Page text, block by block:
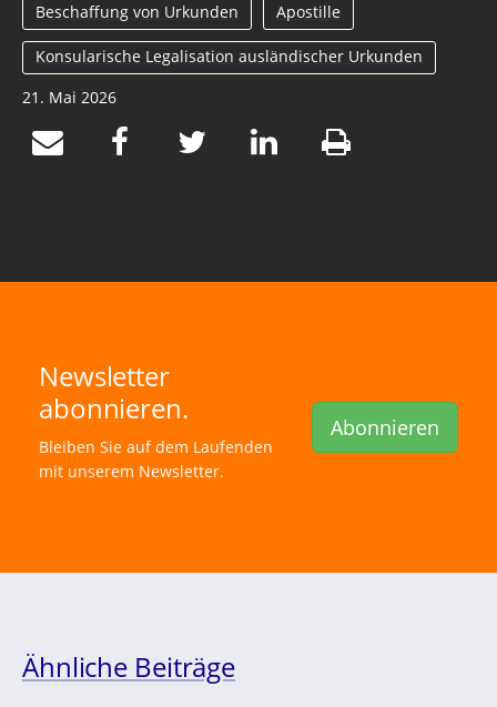
Beschaffung von Urkunden Apostille
Konsularische Legalisation ausländischer Urkunden
21. Mai 2026
Newsletter
abonnieren.
Bleiben Sie auf dem Laufenden
mit unserem Newsletter.
Abonnieren
Ähnliche Beiträge